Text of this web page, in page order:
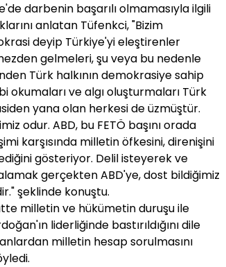
darbenin başarılı olmamasıyla ilgili
anlatan Tüfenkci, "Bizim
deyip Türkiye'yi eleştirenler
gelmeleri, şu veya bu nedenle
Türk halkının demokrasiye sahip
okumaları ve algı oluşturmaları Türk
yana olan herkesi de üzmüştür.
odur. ABD, bu FETÖ başını orada
karşısında milletin öfkesini, direnişini
gösteriyor. Delil isteyerek ve
gerçekten ABD'ye, dost bildiğimiz
şeklinde konuştu.
milletin ve hükümetin duruşu ile
liderliğinde bastırıldığını dile
milletin hesap sorulmasını